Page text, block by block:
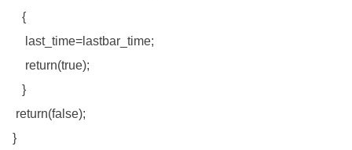
{
last_time=lastbar_time;
return(true);
}
return(false);
}